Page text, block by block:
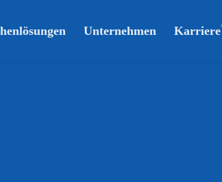
Unternehmen Karriere